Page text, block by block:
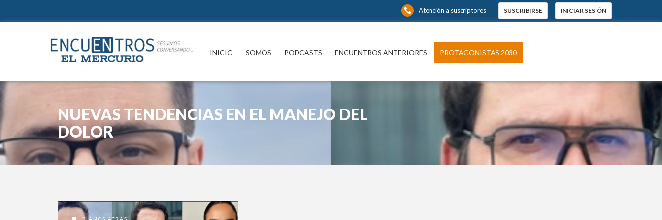
SUSCRIBIRSE INICIAR SESIÓN
Atención a suscriptores
INICIO SOMOS PODCASTS ENCUENTROS ANTERIORES PROTAGONISTAS 2030
NUEVAS TENDENCIAS EN EL MANEJO DEL
DOLOR
2 AÑOS ATRAS